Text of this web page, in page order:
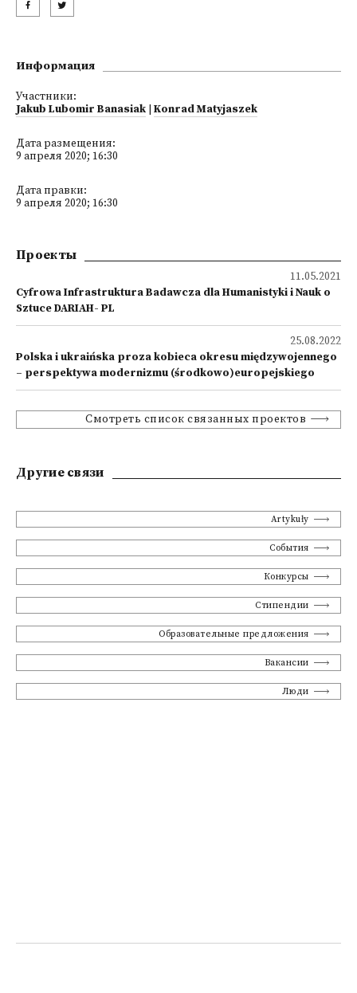
Информация
Участники:
Jakub Lubomir Banasiak Konrad Matyjaszek
Дата размещения:
9 апреля 2020; 16:30
Дата правки:
9 апреля 2020; 16:30
Проекты
11.05.2021
Cyfrowa Infrastruktura Badawcza dla Humanistyki i Nauk o
Sztuce DARIAH- PL
25.08.2022
Polska i ukraińska proza kobieca okresu międzywojennego
– perspektywa modernizmu (środkowo)europejskiego
Смотреть список связанных проектов
Другие связи
Artykuły
События
Конкурсы
Стипендии
Образовательные предложения
Вакансии
Люди